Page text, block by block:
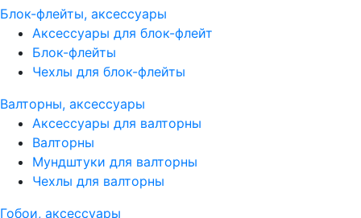
Блок-флейты, аксессуары
Аксессуары для блок-флейт
Блок-флейты
Чехлы для блок-флейты
Валторны, аксессуары
Аксессуары для валторны
Валторны
Мундштуки для валторны
Чехлы для валторны
Гобои, аксессуары